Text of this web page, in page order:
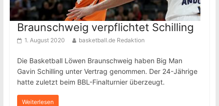
Braunschweig verpflichtet Schilling
1. August 2020 basketball.de Redaktion
Die Basketball Löwen Braunschweig haben Big Man
Gavin Schilling unter Vertrag genommen. Der 24-Jährige
hatte zuletzt beim BBL-Finalturnier überzeugt.
Weiterlesen